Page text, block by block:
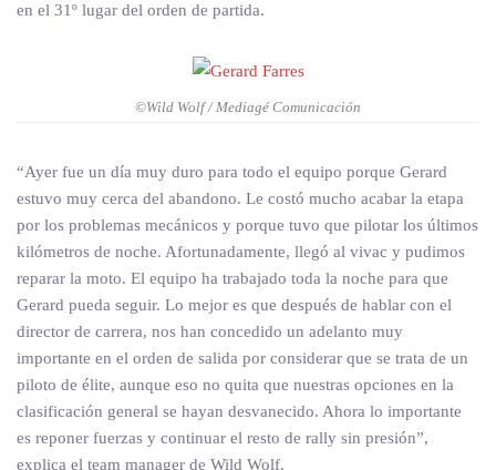
en el 31º lugar del orden de partida.
©Wild Wolf / Mediagé Comunicación
“Ayer fue un día muy duro para todo el equipo porque Gerard
estuvo muy cerca del abandono. Le costó mucho acabar la etapa
por los problemas mecánicos y porque tuvo que pilotar los últimos
kilómetros de noche. Afortunadamente, llegó al vivac y pudimos
reparar la moto. El equipo ha trabajado toda la noche para que
Gerard pueda seguir. Lo mejor es que después de hablar con el
director de carrera, nos han concedido un adelanto muy
importante en el orden de salida por considerar que se trata de un
piloto de élite, aunque eso no quita que nuestras opciones en la
clasificación general se hayan desvanecido. Ahora lo importante
es reponer fuerzas y continuar el resto de rally sin presión”,
explica el team manager de Wild Wolf.